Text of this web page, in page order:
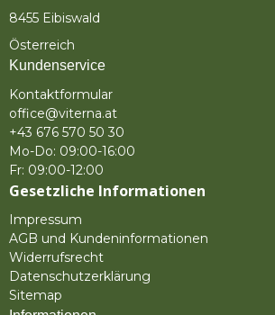
8455 Eibiswald
Österreich
Kundenservice
Kontaktformular
office@viterna.at
+43 676 570 50 30
Mo-Do: 09:00-16:00
Fr: 09:00-12:00
Gesetzliche Informationen
Impressum
AGB und Kundeninformationen
Widerrufsrecht
Datenschutzerklärung
Sitemap